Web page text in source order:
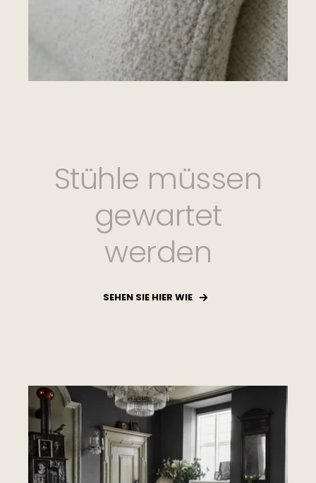
Stühle müssen
gewartet
werden
SEHEN SIE HIER WIE